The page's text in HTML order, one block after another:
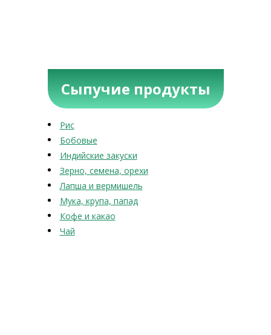
Сыпучие продукты
Рис
Бобовые
Индийские закуски
Зерно, семена, орехи
Лапша и вермишель
Мука, крупа, папад
Кофе и какао
Чай